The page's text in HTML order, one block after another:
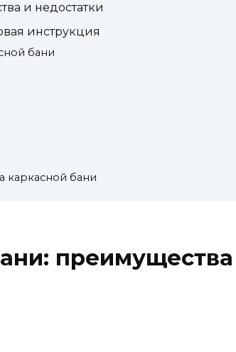
и недостатки
инструкция
бани
каркасной бани
преимущества